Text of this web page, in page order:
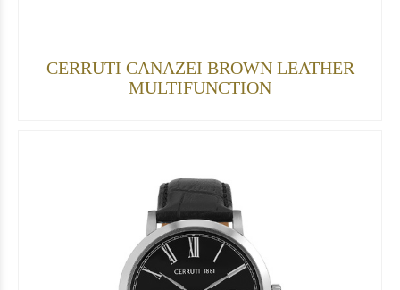
CERRUTI CANAZEI BROWN LEATHER
MULTIFUNCTION